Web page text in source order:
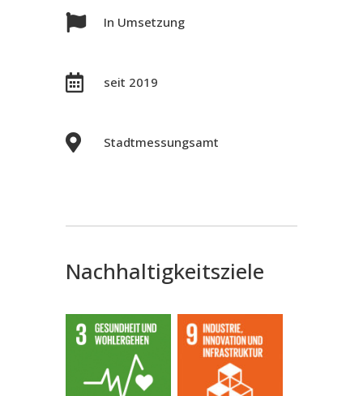
 In Umsetzung
 seit 2019
 Stadtmessungsamt
Nachhaltigkeitsziele